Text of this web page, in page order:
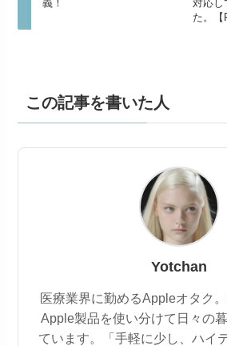
義！
対応し
た。【
この記事を書いた人
Yotchan
医療業界に勤めるAppleオタク
Apple製品を使い分けて日々の
ています。「手軽に少し、ハイ